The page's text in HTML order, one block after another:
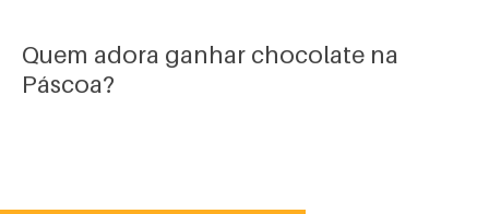
Quem adora ganhar chocolate na
Páscoa?